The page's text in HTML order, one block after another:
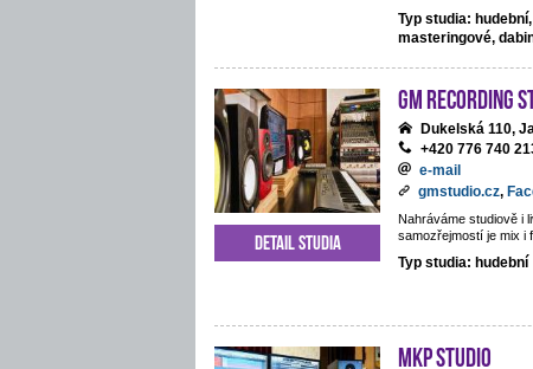
Typ studia:
masteringové,
GM Recording
Dukelská 110,
+420 776 740
e-mail
gmstudio.cz,
Nahráváme studiově i
samozřejmostí je mix i
Typ studia: hudební
Detail studia
MKP STUDIO